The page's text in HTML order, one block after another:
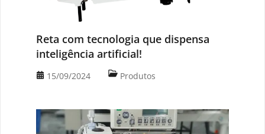
Reta com tecnologia que dispensa
inteligência artificial!
15/09/2024 Produtos